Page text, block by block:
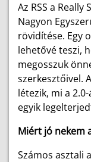
Az RSS a
Nagyon
rövidítése. Egy
lehetővé teszi,
megosszuk
szerkesztőivel.
létezik, mi a
egyik
Miért jó nekem
Számos asztali